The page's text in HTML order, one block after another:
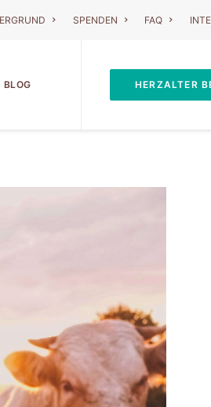
SPENDEN FAQ
BLOG HERZALTER